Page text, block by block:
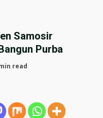
Samosir
Purba
read